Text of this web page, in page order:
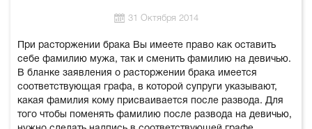
31 Октября 2014
При расторжении брака Вы имеете право как оставить
себе фамилию мужа, так и сменить фамилию на девичью.
В бланке заявления о расторжении брака имеется
соответствующая графа, в которой супруги указывают,
какая фамилия кому присваивается после развода. Для
того чтобы поменять фамилию после развода на девичью,